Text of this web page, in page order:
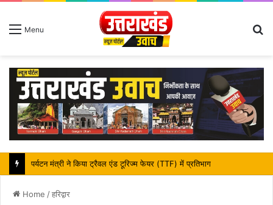
Menu
महापौर शंभू पासवान के जन्मदिवस पर क्षेत्र में विकास की सौगात
Home /हरिद्वार